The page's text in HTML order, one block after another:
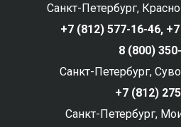
Санкт-Петербург,
+7 (812) 577-16-46,
8 (800)
Санкт-Петербург,
+7 (812)
Санкт-Петербург,